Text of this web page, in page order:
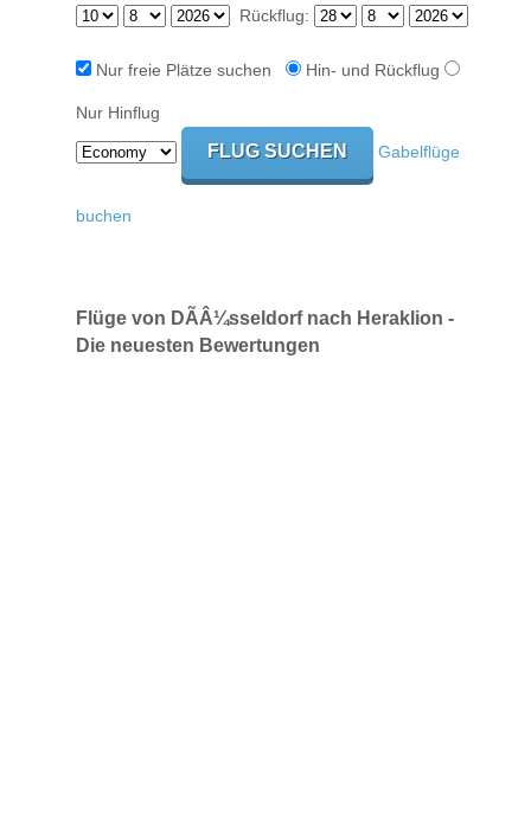
Rückflug:
Nur freie Plätze suchen Hin- und Rückflug
Nur Hinflug
Gabelflüge
buchen
Flüge von DÃÂ¼sseldorf nach Heraklion -
Die neuesten Bewertungen